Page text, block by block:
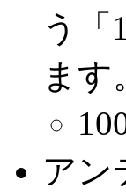
う「
ます
アン